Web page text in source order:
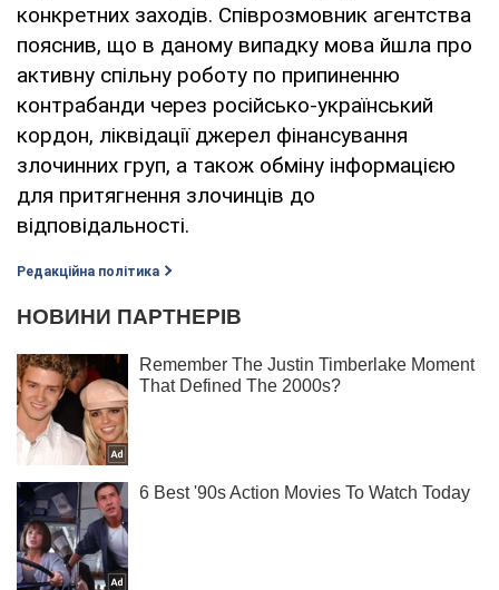
конкретних заходів. Співрозмовник агентства
пояснив, що в даному випадку мова йшла про
активну спільну роботу по припиненню
контрабанди через російсько-український
кордон, ліквідації джерел фінансування
злочинних груп, а також обміну інформацією
для притягнення злочинців до
відповідальності.
Редакційна політика